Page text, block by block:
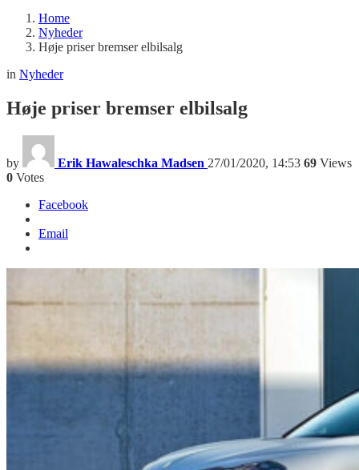
Home
Nyheder
Høje priser bremser elbilsalg
in Nyheder
Høje priser bremser elbilsalg
by Erik Hawaleschka Madsen 27/01/2020, 14:53 69 Views
0 Votes
Facebook
Email